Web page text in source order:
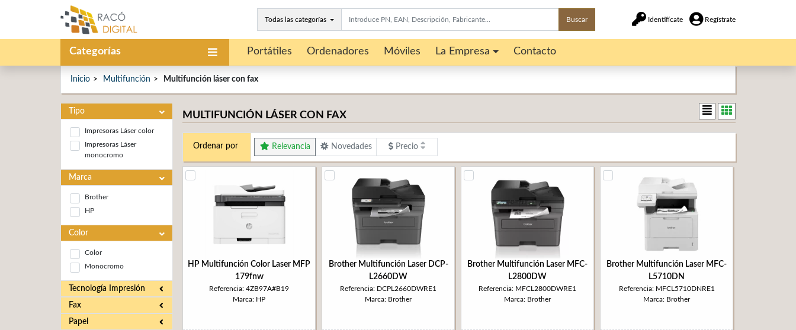
Todas las categorías Buscar Identifícate Regístrate
Categorías Portátiles Ordenadores Móviles La Empresa Contacto
Inicio Multifunción Multifunción láser con fax
Tipo
Impresoras Láser color
Impresoras Láser
monocromo
Marca
Brother
HP
Color
Color
Monocromo
Tecnología Impresión
Fax
Papel
MULTIFUNCIÓN LÁSER CON FAX
Ordenar por Relevancia Novedades Precio
HP Multifunción Color Laser MFP
179fnw
Referencia: 4ZB97A#B19
Marca: HP
Brother Multifunción Laser DCP-
L2660DW
Referencia: DCPL2660DWRE1
Marca: Brother
Brother Multifunción Laser MFC-
L2800DW
Referencia: MFCL2800DWRE1
Marca: Brother
Brother Multifunción Laser MFC-
L5710DN
Referencia: MFCL5710DNRE1
Marca: Brother